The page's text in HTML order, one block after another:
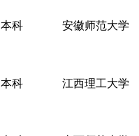
本科 安徽师范大学
本科 江西理工大学